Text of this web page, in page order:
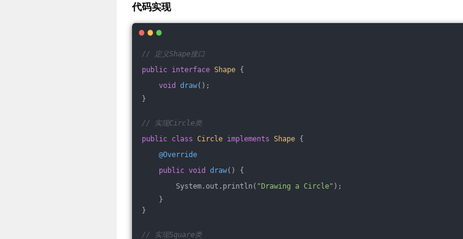
代码实现
// 定义Shape接口
public interface Shape {
void
draw() ;
}
// 实现Circle类
public class Circle implements Shape {
@Override
public void draw()
{
System.out.println( "Drawing a Circle" );
}
}
// 实现Square类